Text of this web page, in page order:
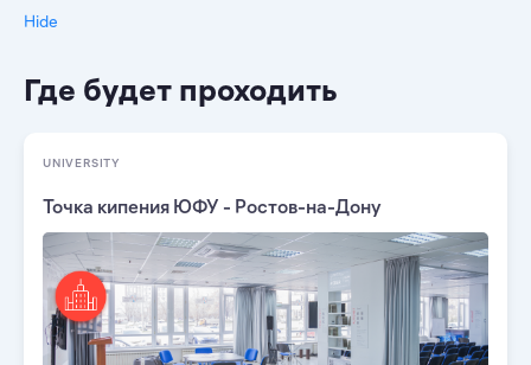
Hide
Где будет проходить
UNIVERSITY
Точка кипения ЮФУ - Ростов-на-Дону